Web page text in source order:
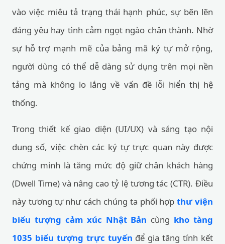
vào việc miêu tả trạng thái hạnh phúc, sự bẽn lẽn
đáng yêu hay tình cảm ngọt ngào chân thành. Nhờ
sự hỗ trợ mạnh mẽ của bảng mã ký tự mở rộng,
người dùng có thể dễ dàng sử dụng trên mọi nền
tảng mà không lo lắng về vấn đề lỗi hiển thị hệ
thống.
Trong thiết kế giao diện (UI/UX) và sáng tạo nội
dung số, việc chèn các ký tự trực quan này được
chứng minh là tăng mức độ giữ chân khách hàng
(Dwell Time) và nâng cao tỷ lệ tương tác (CTR). Điều
này tương tự như cách chúng ta phối hợpthư viện
biểu tượng cảm xúc Nhật Bản cùng kho tàng
1035 biểu tượng trực tuyến để gia tăng tính kết